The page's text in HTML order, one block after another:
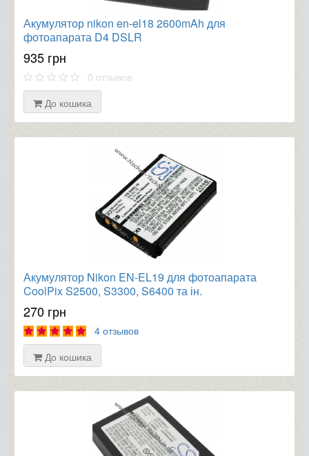
Акумулятор nikon en-el18 2600mAh для
фотоапарата D4 DSLR
935 грн
0 отзывов
До кошика
Акумулятор Nikon EN-EL19 для фотоапарата
CoolPix S2500, S3300, S6400 та ін.
270 грн
4 отзывов
До кошика